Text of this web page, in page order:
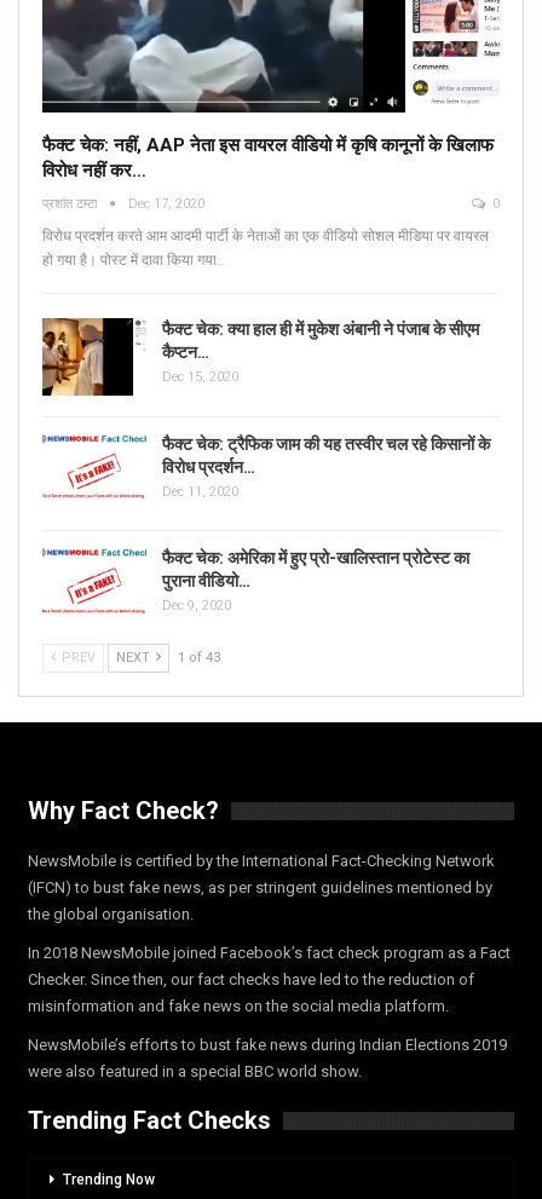
फैक्ट चेक: नहीं, AAP नेता इस वायरल वीडियो में कृषि कानूनों के खिलाफ
विरोध नहीं कर…
प्रशांत टम्टा Dec 17, 2020 0
विरोध प्रदर्शन करते आम आदमी पार्टी के नेताओं का एक वीडियो सोशल मीडिया पर वायरल
हो गया है। पोस्ट में दावा किया गया…
फैक्ट चेक: क्या हाल ही में मुकेश अंबानी ने पंजाब के सीएम
कैप्टन…
Dec 15, 2020
फैक्ट चेक: ट्रैफिक जाम की यह तस्वीर चल रहे किसानों के
विरोध प्रदर्शन…
Dec 11, 2020
फैक्ट चेक: अमेरिका में हुए प्रो-खालिस्तान प्रोटेस्ट का
पुराना वीडियो…
Dec 9, 2020
PREV NEXT 1 of 43
Why Fact Check?
NewsMobile is certified by the International Fact-Checking Network
(IFCN) to bust fake news, as per stringent guidelines mentioned by
the global organisation.
In 2018 NewsMobile joined Facebook’s fact check program as a Fact
Checker. Since then, our fact checks have led to the reduction of
misinformation and fake news on the social media platform.
NewsMobile’s efforts to bust fake news during Indian Elections 2019
were also featured in a special BBC world show.
Trending Fact Checks
Trending Now